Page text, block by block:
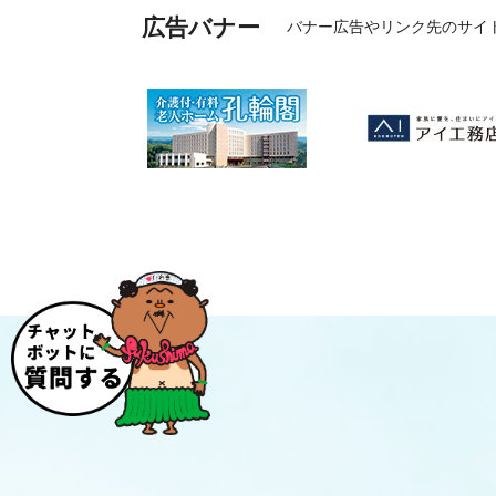
広告バナー バナー広告やリンク先のサイ